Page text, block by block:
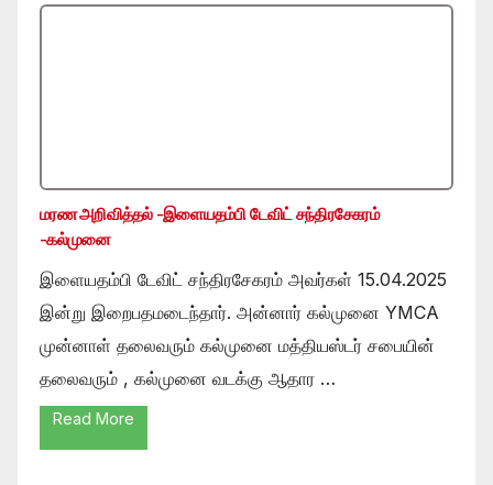
மரண அறிவித்தல் -இளையதம்பி டேவிட் சந்திரசேகரம்
-கல்முனை
இளையதம்பி டேவிட் சந்திரசேகரம் அவர்கள் 15.04.2025
இன்று இறைபதமடைந்தார். அன்னார் கல்முனை YMCA
முன்னாள் தலைவரும் கல்முனை மத்தியஸ்டர் சபையின்
தலைவரும் , கல்முனை வடக்கு ஆதார …
Read More